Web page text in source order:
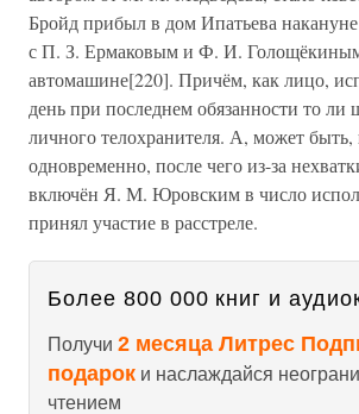
Бройд прибыл в дом Ипатьева
с П. З. Ермаковым и Ф. И.
автомашине[220]. Причём, как лицо,
день при последнем обязанности то ли
личного телохранителя. А, может быть,
одновременно, после чего из-за
включён Я. М. Юровским в число
принял участие в расстреле.
Более 800 000 книг и
Получи 2 месяца Литрес
подарок и наслаждайся
чтением